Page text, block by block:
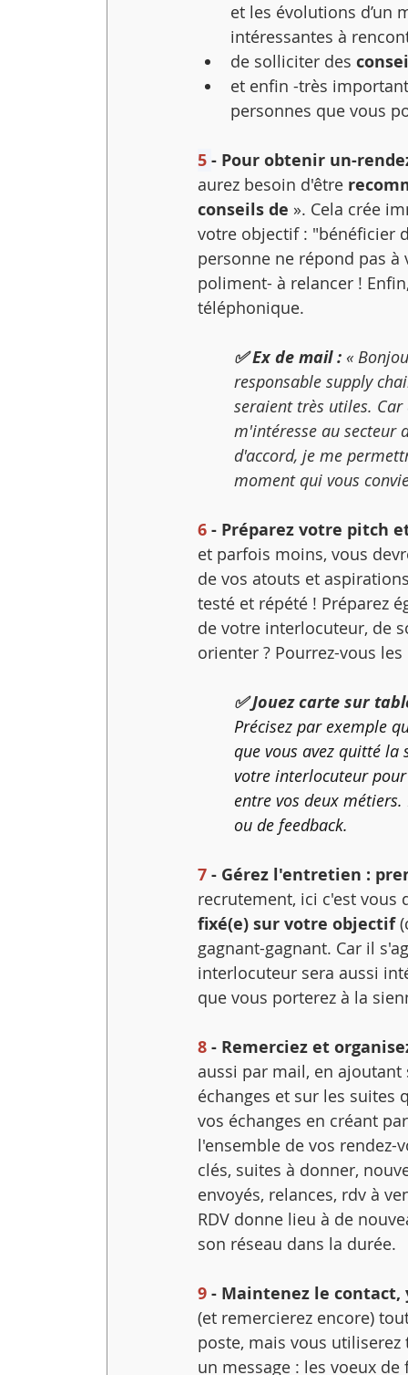
et les évolutions d’un
intéressantes à
de solliciter des
et enfin -très
personnes que vous
5 - Pour obtenir un-
aurez besoin d'être
conseils de ». Cela crée
votre objectif : "bénéficier
personne ne répond pas à
poliment- à relancer !
téléphonique.
✅ Ex de mail : «
responsable supply
seraient très utiles. Car
m'intéresse au secteur
d'accord, je me
moment qui vous
6 - Préparez votre pitch
et parfois moins, vous
de vos atouts et
testé et répété ! Préparez
de votre interlocuteur, de
orienter ? Pourrez-vous
✅ Jouez carte sur
Précisez par exemple
que vous avez quitté la
votre interlocuteur
entre vos deux métiers.
ou de feedback.
7 - Gérez l'entretien :
recrutement, ici c'est
fixé(e) sur votre objectif
gagnant-gagnant. Car il
interlocuteur sera aussi
que vous porterez à la
8 - Remerciez et
aussi par mail, en
échanges et sur les suites
vos échanges en créant
l'ensemble de vos rendez-
clés, suites à donner,
envoyés, relances, rdv à
RDV donne lieu à de
son réseau dans la durée.
9 - Maintenez le contact,
(et remercierez encore)
poste, mais vous
un message : les voeux